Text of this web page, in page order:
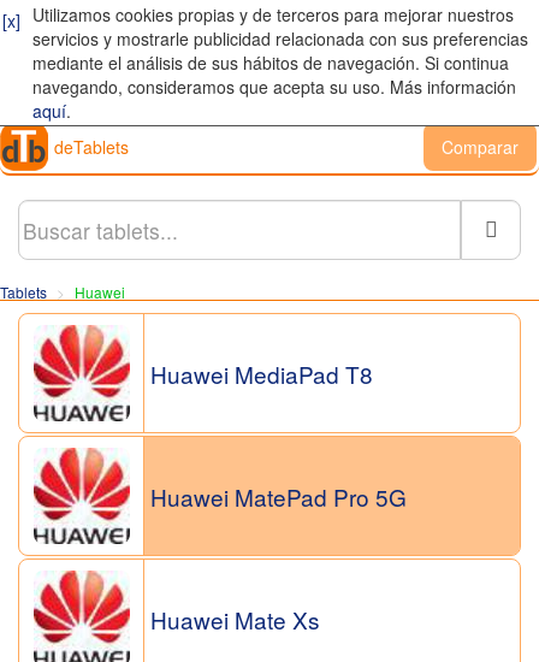
[x] Utilizamos cookies propias y de terceros para mejorar nuestros
servicios y mostrarle publicidad relacionada con sus preferencias
mediante el análisis de sus hábitos de navegación. Si continua
navegando, consideramos que acepta su uso. Más información
aquí.
deTablets
Comparar
Tablets Huawei
Huawei MediaPad T8
Huawei MatePad Pro 5G
Huawei Mate Xs